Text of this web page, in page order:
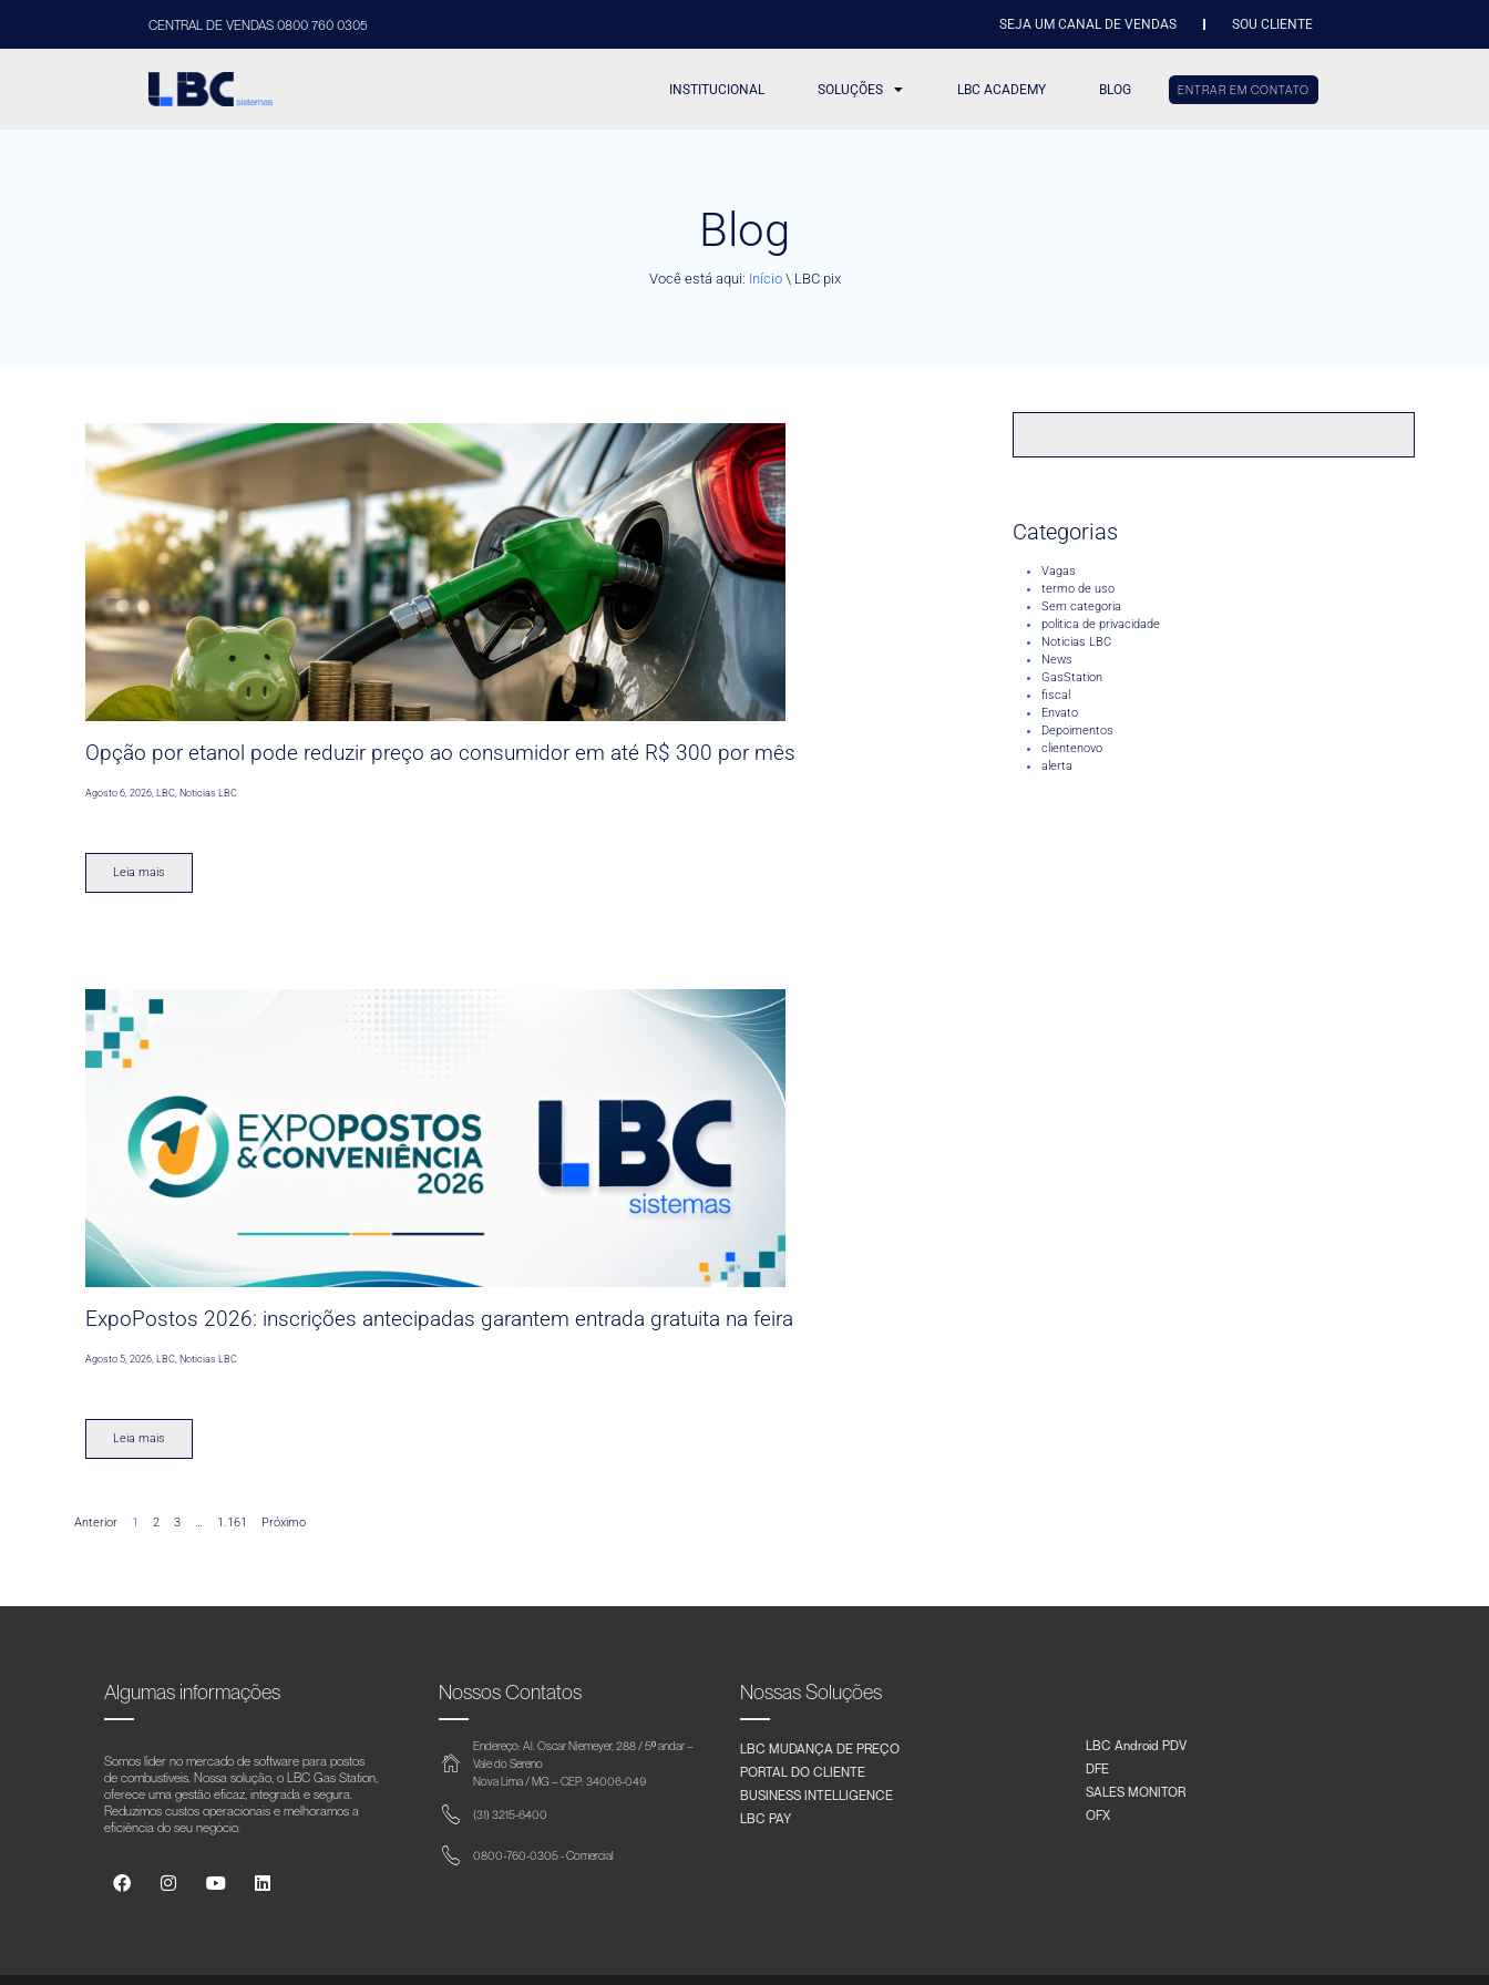
CENTRAL DE VENDAS 0800 760 0305 SEJA UM CANAL DE VENDAS SOU CLIENTE
INSTITUCIONAL SOLUÇÕES LBC ACADEMY BLOG ENTRAR EM CONTATO
Blog
Você está aqui: Início\ LBC pix
Opção por etanol pode reduzir preço ao consumidor em até R$ 300 por mês
Agosto 6, 2026,LBC,Noticias LBC
Leia mais
ExpoPostos 2026: inscrições antecipadas garantem entrada gratuita na feira
Agosto 5, 2026 ,LBC Noticias LBC
Leia mais
Anterior 1 2 3 … 1.161 Próximo
Categorias
Vagas
termo de uso
Sem categoria
politica de privacidade
Noticias LBC
News
GasStation
fiscal
Envato
Depoimentos
clientenovo
alerta
Algumas informações
Somos líder no mercado de software para postos
de combustíveis. Nossa solução, o LBC Gas Station,
oferece uma gestão eficaz, integrada e segura.
Reduzimos custos operacionais e melhoramos a
eficiência do seu negócio.
Nossos Contatos
Endereço: Al. Oscar Niemeyer, 288 / 5º andar –
Vale do Sereno
Nova Lima / MG – CEP: 34006-049
(31) 3215-6400
0800-760-0305 - Comercial
Nossas Soluções
LBC MUDANÇA DE PREÇO
PORTAL DO CLIENTE
BUSINESS INTELLIGENCE
LBC PAY
LBC Android PDV
DFE
SALES MONITOR
OFX